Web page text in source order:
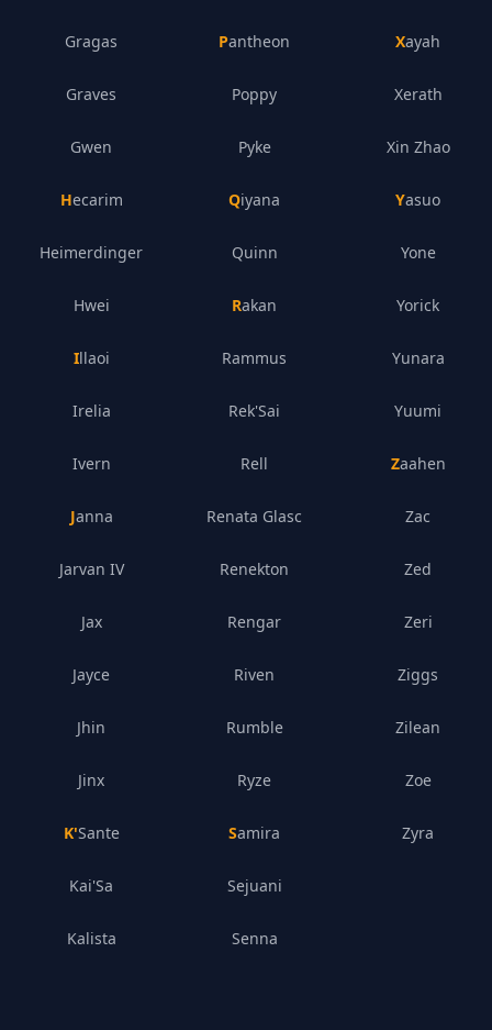
Gragas
Graves
Gwen
Hecarim
Heimerdinger
Hwei
Illaoi
Irelia
Ivern
Janna
Jarvan IV
Jax
Jayce
Jhin
Jinx
K'Sante
Kai'Sa
Kalista
Pantheon
Poppy
Pyke
Qiyana
Quinn
Rakan
Rammus
Rek'Sai
Rell
Renata Glasc
Renekton
Rengar
Riven
Rumble
Ryze
Samira
Sejuani
Senna
Xayah
Xerath
Xin Zhao
Yasuo
Yone
Yorick
Yunara
Yuumi
Zaahen
Zac
Zed
Zeri
Ziggs
Zilean
Zoe
Zyra